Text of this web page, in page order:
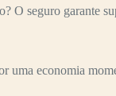
O seguro garante
uma economia